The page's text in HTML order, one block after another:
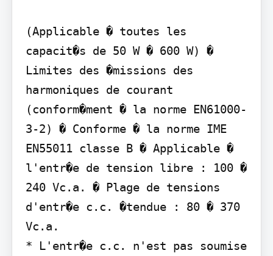
(Applicable � toutes les
capacit�s de 50 W � 600 W) �
Limites des �missions des
harmoniques de courant
(conform�ment � la norme EN61000-
3-2) � Conforme � la norme IME
EN55011 classe B � Applicable �
l'entr�e de tension libre : 100 �
240 Vc.a. � Plage de tensions
d'entr�e c.c. �tendue : 80 � 370
Vc.a.
* L'entr�e c.c. n'est pas soumise